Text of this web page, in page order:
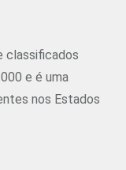
classificados
e é uma
nos Estados